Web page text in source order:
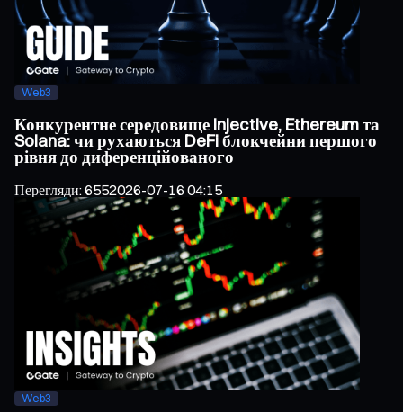
Web3
Конкурентне середовище Injective, Ethereum та
Solana: чи рухаються DeFi блокчейни першого
рівня до диференційованого
Перегляди:6552026-07-16 04:15
Web3